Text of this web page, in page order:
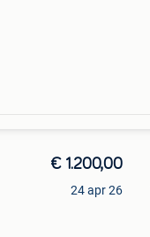
€ 1.200,00
24 apr 26